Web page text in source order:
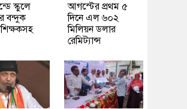
স্কুলে
বন্দুক
আগস্টের প্রথম ৫
দিনে এল ৬০২
মিলিয়ন ডলার
রেমিট্যান্স